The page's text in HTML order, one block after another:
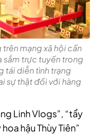
mạng xã hội cần
sắm trực tuyến trong
tái diễn tình trạng
sự thật đối với hàng
Linh Vlogs”, “tẩy
hậu Thùy Tiên”